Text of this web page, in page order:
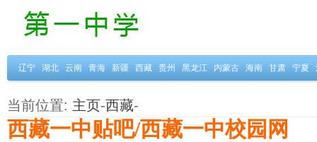
辽宁 湖北 云南 青海 新疆 西藏 贵州 黑龙江 内蒙古 海南 甘肃 宁夏
当前位置: 主页-西藏-
西藏一中贴吧/西藏一中校园网